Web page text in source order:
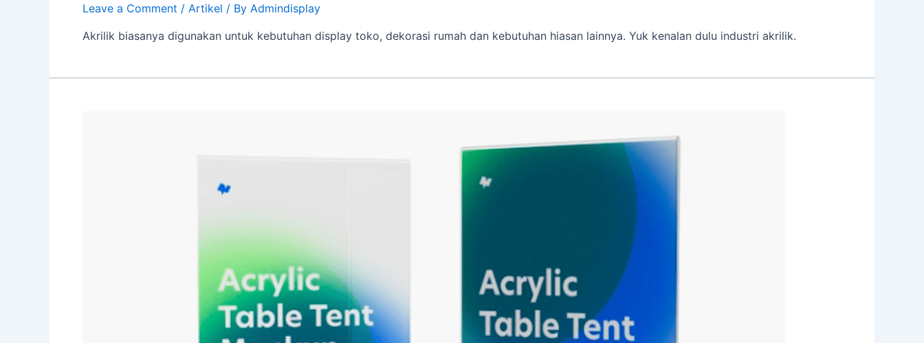
Leave a Comment / Artikel / By Admindisplay
Akrilik biasanya digunakan untuk kebutuhan display toko, dekorasi rumah dan kebutuhan hiasan lainnya. Yuk kenalan dulu industri akrilik.